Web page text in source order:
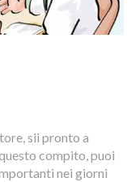
sii pronto a
compito, puoi
nei giorni